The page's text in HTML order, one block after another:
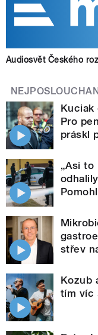
Audiosvět Českého
Kuciak
Pro
práskl
„Asi to
střev
Kozub
tím víc